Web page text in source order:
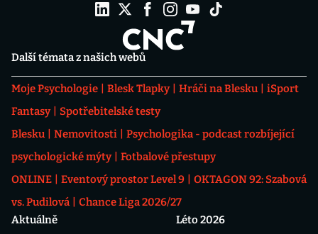
Další témata z našich webů
Moje Psychologie Blesk Tlapky Hráči na Blesku
iSport
Fantasy
Spotřebitelské testy
Blesku
Nemovitosti
Psychologika - podcast rozbíjející
psychologické mýty
Fotbalové přestupy
ONLINE
Eventový prostor Level 9
OKTAGON 92: Szabová
vs. Pudilová
Chance Liga 2026/27
Aktuálně
Léto 2026